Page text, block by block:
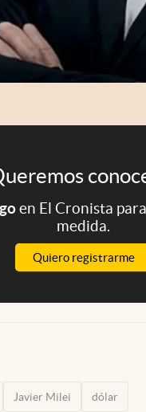
en El Cronista
medida.
Quiero registrarme
Javier Milei dólar